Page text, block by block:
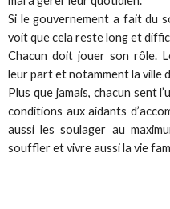
Si le gouvernement a fait du
voit que cela reste long et
Chacun doit jouer son rôle.
leur part et notamment la ville
Plus que jamais, chacun sent
conditions aux aidants
aussi les soulager au
souffler et vivre aussi la vie